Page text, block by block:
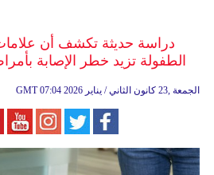
دراسة حديثة تكشف أن
الطفولة تزيد خطر الإصابة
GMT 07:04 2026 الجمعة ,23 كانون الثاني / يناير